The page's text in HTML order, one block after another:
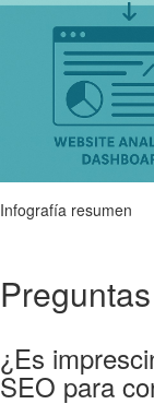
Infografía resumen
¿Es
SEO para